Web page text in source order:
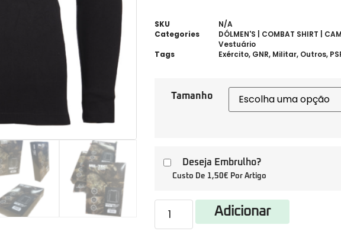
SKU
N/A
Categories
DÓLMEN'S | COMBAT SHIRT |
Vestuário
Tags
Exército, GNR, Militar, Outros,
Tamanho
Deseja Embrulho?
Custo De 1,50€ Por Artigo
Adicionar